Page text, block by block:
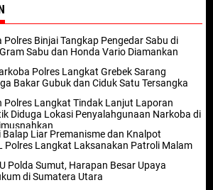
Binjai Tangkap Pengedar Sabu di
Sabu dan Honda Vario Diamankan
Polres Langkat Grebek Sarang
Bakar Gubuk dan Ciduk Satu Tersangka
Polres Langkat Tindak Lanjut Laporan
Diduga Lokasi Penyalahgunaan Narkoba di
Liar Premanisme dan Knalpot
Polres Langkat Laksanakan Patroli Malam
Polda Sumut, Harapan Besar Upaya
di Sumatera Utara